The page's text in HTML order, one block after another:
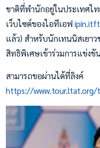
ชาติที่พำนักอยู่ในประเทศไ
เว็บไซต์ของไอทีเอฟ
แล้ว) สำหรับนักเทนนิสเยา
สิทธิพิเศษเข้าร่วมการแข่งขั
สามารถขอผ่านได้ที่ลิงค์
https://www.tour.ltat.org/